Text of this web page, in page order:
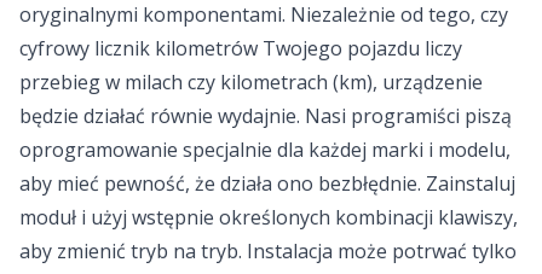
oryginalnymi komponentami. Niezależnie od tego, czy
cyfrowy licznik kilometrów Twojego pojazdu liczy
przebieg w milach czy kilometrach (km), urządzenie
będzie działać równie wydajnie. Nasi programiści piszą
oprogramowanie specjalnie dla każdej marki i modelu,
aby mieć pewność, że działa ono bezbłędnie. Zainstaluj
moduł i użyj wstępnie określonych kombinacji klawiszy,
aby zmienić tryb na tryb. Instalacja może potrwać tylko